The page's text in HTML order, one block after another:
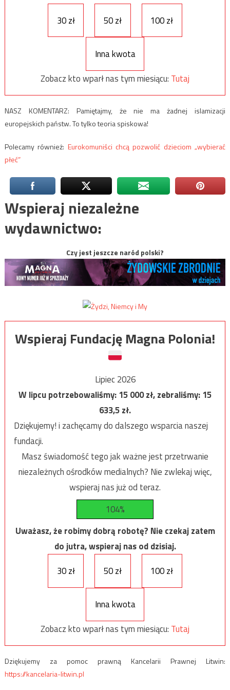
30 zł 50 zł 100 zł
Inna kwota
Zobacz kto wparł nas tym miesiącu: Tutaj
NASZ KOMENTARZ: Pamiętajmy, że nie ma żadnej islamizacji
europejskich państw. To tylko teoria spiskowa!
Polecamy również: Eurokomuniści chcą pozwolić dzieciom „wybierać
płeć”
Wspieraj niezależne
wydawnictwo:
Czy jest jeszcze naród polski?
Wspieraj Fundację Magna Polonia!
Lipiec 2026
W lipcu potrzebowaliśmy:15 000zł, zebraliśmy:15
633,5zł.
Dziękujemy! i zachęcamy do dalszego wsparcia naszej
fundacji.
Masz świadomość tego jak ważne jest przetrwanie
niezależnych ośrodków medialnych? Nie zwlekaj więc,
wspieraj nas już od teraz.
104%
Uważasz, że robimy dobrą robotę? Nie czekaj zatem
do jutra, wspieraj nas od dzisiaj.
30 zł
50 zł 100 zł
Inna kwota
Zobacz kto wparł nas tym miesiącu: Tutaj
Dziękujemy za pomoc prawną Kancelarii Prawnej Litwin:
https://kancelaria-litwin.pl